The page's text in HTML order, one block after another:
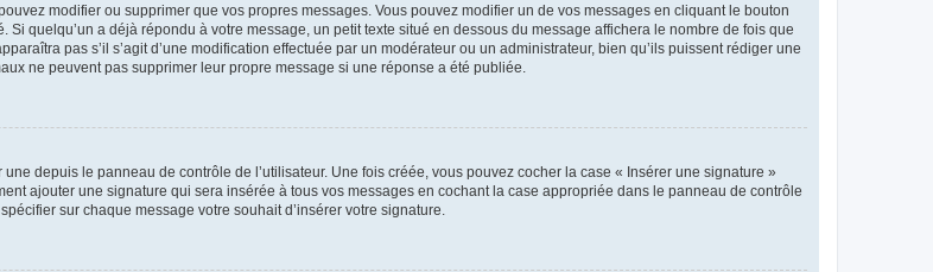
modifier ou supprimer que vos propres messages. Vous pouvez modifier un de vos messages en cliquant le bouton
quelqu’un a déjà répondu à votre message, un petit texte situé en dessous du message affichera le nombre de fois que
pas s’il s’agit d’une modification effectuée par un modérateur ou un administrateur, bien qu’ils puissent rédiger une
ne peuvent pas supprimer leur propre message si une réponse a été publiée.
depuis le panneau de contrôle de l’utilisateur. Une fois créée, vous pouvez cocher la case « Insérer une signature »
ajouter une signature qui sera insérée à tous vos messages en cochant la case appropriée dans le panneau de contrôle
sur chaque message votre souhait d’insérer votre signature.